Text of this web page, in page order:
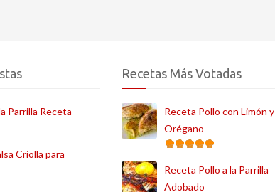
Parrilla Receta
Criolla para
Recetas Más Votadas
Receta Pollo con Limón y
Orégano
Receta Pollo a la Parrilla
Adobado